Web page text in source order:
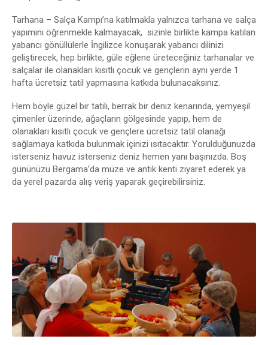
Tarhana – Salça Kampı’na katılmakla yalnızca tarhana ve salça
yapımını öğrenmekle kalmayacak, sizinle birlikte kampa katılan
yabancı gönüllülerle İngilizce konuşarak yabancı dilinizi
geliştirecek, hep birlikte, güle eğlene üreteceğiniz tarhanalar ve
salçalar ile olanakları kısıtlı çocuk ve gençlerin aynı yerde 1
hafta ücretsiz tatil yapmasına katkıda bulunacaksınız.
Hem böyle güzel bir tatili, berrak bir deniz kenarında, yemyeşil
çimenler üzerinde, ağaçların gölgesinde yapıp, hem de
olanakları kısıtlı çocuk ve gençlere ücretsiz tatil olanağı
sağlamaya katkıda bulunmak içinizi ısıtacaktır. Yorulduğunuzda
isterseniz havuz isterseniz deniz hemen yanı başınızda. Boş
gününüzü Bergama’da müze ve antik kenti ziyaret ederek ya
da yerel pazarda alış veriş yaparak geçirebilirsiniz.